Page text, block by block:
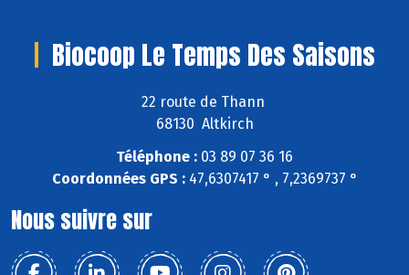
Biocoop Le Temps Des Saisons
22 route de Thann
68130 Altkirch
Téléphone : 03 89 07 36 16
Coordonnées GPS :47,6307417 ° , 7,2369737 °
Nous suivre sur